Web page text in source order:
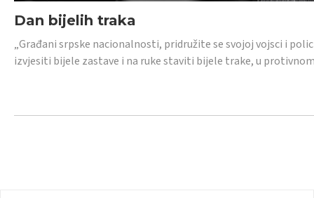
Dan bijelih traka
„Građani srpske nacionalnosti, pridružite se svojoj vojsci i
izvjesiti bijele zastave i na ruke staviti bijele trake, u